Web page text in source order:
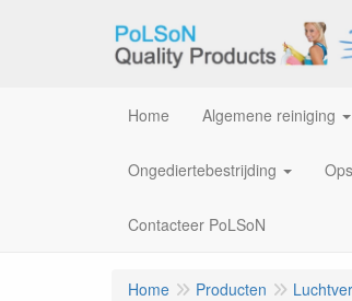
Home Algemene reiniging
Ongediertebestrijding
Contacteer PoLSoN
Home Producten